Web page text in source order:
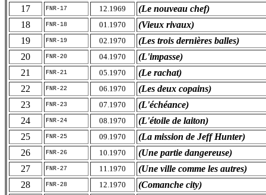
17
FNR-17 12.1969
(Le nouveau chef)
18
FNR-18 01.1970
(Vieux rivaux)
19
FNR-19 02.1970
(Les trois dernières balles)
20
FNR-20 04.1970
(L'impasse)
21
FNR-21 05.1970
(Le rachat)
22
FNR-22 06.1970
(Les deux copains)
23
FNR-23 07.1970
(L'échéance)
24
FNR-24 08.1970
(L'étoile de laiton)
25
FNR-25 09.1970
(La mission de Jeff Hunter)
26
FNR-26 10.1970
(Une partie dangereuse)
27
FNR-27 11.1970
(Une ville comme les autres)
28
FNR-28 12.1970
(Comanche city)